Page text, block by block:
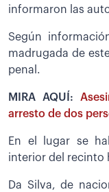
informaron las
Según
madrugada de
penal.
MIRA AQUÍ:
arresto de dos
En el lugar se
interior del recinto
Da Silva, de